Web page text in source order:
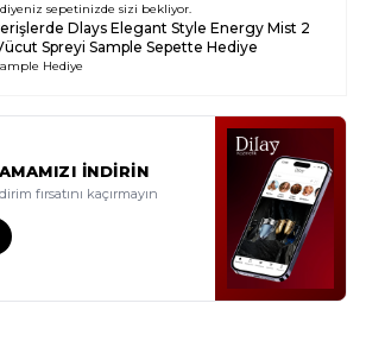
sepetinizde sizi bekliyor.
Dlays Elegant Style Energy Mist 2
Spreyi Sample Sepette Hediye
Hediye
İNDİRİN
fırsatını kaçırmayın